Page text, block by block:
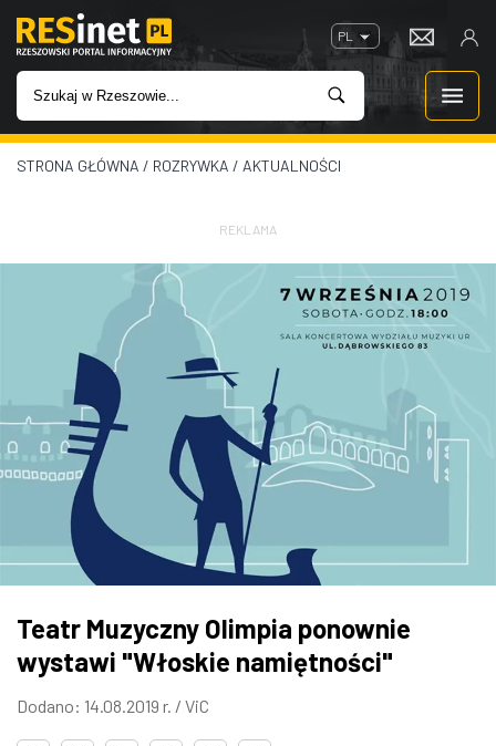
PL
WIADOMOŚCI
ROZRYWKA
W KINACH
GASTRONOMIA
ZDJĘCIA
W RZESZOWIE
STRONA GŁÓWNA / ROZRYWKA / AKTUALNOŚCI
REKLAMA
Teatr Muzyczny Olimpia ponownie
wystawi "Włoskie namiętności"
Dodano: 14.08.2019 r. / ViC